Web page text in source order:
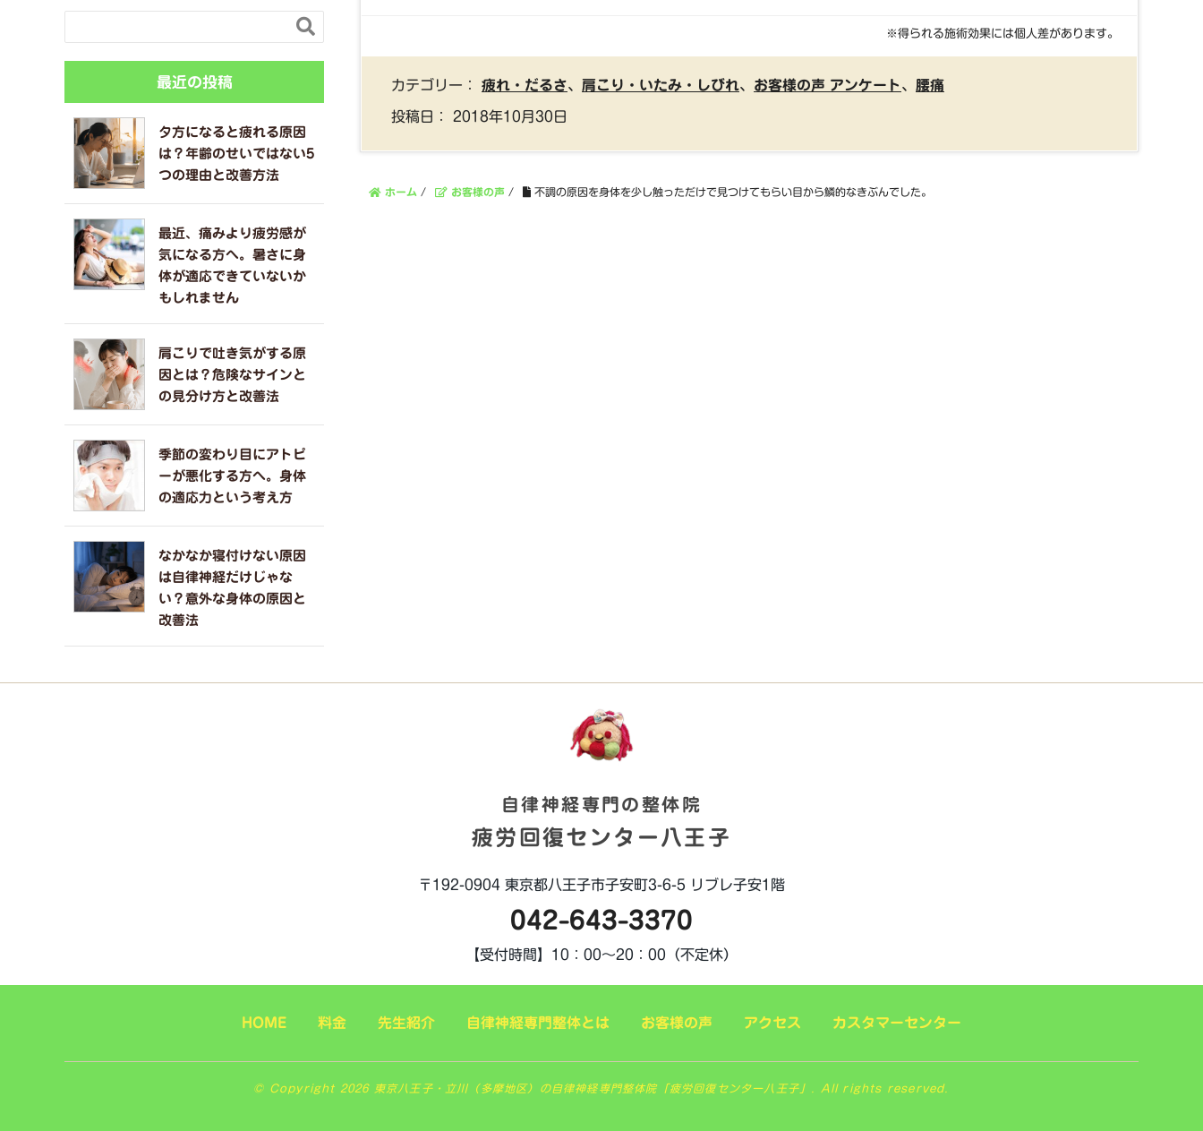
※得られる施術効果には個人差があります。
カテゴリー： 疲れ・だるさ、 肩こり・いたみ・しびれ、 お客様の声 アンケート 、 腰痛
投稿日： 2018年10月30日
ホーム / お客様の声 / 不調の原因を身体を少し触っただけで見つけてもらい目から鱗的なきぶんでした。

最近の投稿
夕方になると疲れる原因
は？年齢のせいではない5
つの理由と改善方法
最近、痛みより疲労感が
気になる方へ。暑さに身
体が適応できていないか
もしれません
肩こりで吐き気がする原
因とは？危険なサインと
の見分け方と改善法
季節の変わり目にアトピ
ーが悪化する方へ。身体
の適応力という考え方
なかなか寝付けない原因
は自律神経だけじゃな
い？意外な身体の原因と
改善法
自律神経専門の整体院
疲労回復センター八王子
〒192-0904 東京都八王子市子安町3-6-5 リブレ子安1階
042-643-3370
【受付時間】 10：00～20：00（不定休）
HOME 料金 先生紹介 自律神経専門整体とは お客様の声 アクセス カスタマーセンター
© Copyright 2026 東京八王子・立川（多摩地区）の自律神経専門整体院「疲労回復センター八王子」. All rights reserved.